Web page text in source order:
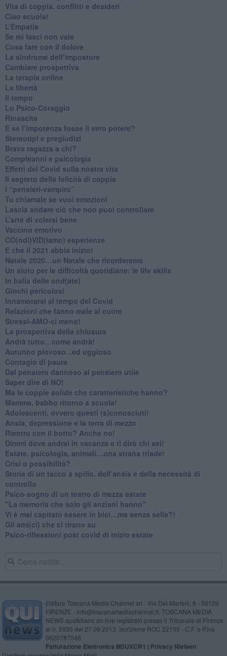
​Vita di coppia, conflitti e desideri
​Ciao scuola!
​L’Empatia
​Se mi lasci non vale
Cosa fare con il dolore
​La sindrome dell’impostore
​Cambiare prospettiva
La terapia online
La libertà
​Il tempo
​Lo Psico-Coraggio
Rinascita
​E se l’impotenza fosse il vero potere?
Stereotipi e pregiudizi
​Brava ragazza a chi?
​Compleanni e psicologia
Effetti del Covid sulla nostra vita
Il segreto della felicità di coppia
​I “pensieri-vampiro”
​Tu chiamale se vuoi emozioni
​Lascia andare ciò che non puoi controllare
L’arte di volersi bene
​Vaccino emotivo
CO(ndi)VID(iamo) esperienze
​E che il 2021 abbia inizio!
​Natale 2020…un Natale che ricorderemo
Un aiuto per le difficoltà quotidiane: le life skills
​In balia delle ond(ate)
Giochi pericolosi
Innamorarsi al tempo del Covid
​Relazioni che fanno male al cuore
​Stressi-AMO-ci meno!
​La prospettiva della chiusura
​Andrà tutto…come andrà!
Autunno piovoso...ed uggioso
​Contagio di paura
​Dal pensiero dannoso al pensiero utile
​Saper dire di NO!
​Ma le coppie solide che caratteristiche hanno?
​Mamma, babbo ritorno a scuola!
Adolescenti, ovvero questi (s)conosciuti!
Ansia, depressione e la terra di mezzo
​Rientro con il botto? Anche no!
Dimmi dove andrai in vacanza e ti dirò chi sei!
​Estate, psicologia, animali…una strana triade!
​Crisi o possibilità?
​Storia di un tacco a spillo, dell’ansia e della necessità di
controllo
​Psico-sogno di un teatro di mezza estate
"La memoria che solo gli anziani hanno"
​Vi è mai capitato essere in bici…ma senza sella?!
​Gli ami(ci) che ci tirano su
Psico-riflessioni post covid di inizio estate
Editore Toscana Media Channel srl - Via Dei Martelli, 8 - 50129
FIRENZE - info@toscanamediachannel.it. TOSCANA MEDIA
NEWS quotidiano on line registrato presso il Tribunale di Firenze
al n. 5935 del 27.09.2013. Iscrizione ROC 22105 - C.F. e P.Iva
0620787048
Fatturazione Elettronica M5UXCR1 | Privacy Nielsen